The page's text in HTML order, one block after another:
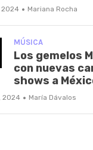
2024 · Mariana Rocha
MÚSICA
Los gemelos
con nuevas
shows a
2024 · María Dávalos